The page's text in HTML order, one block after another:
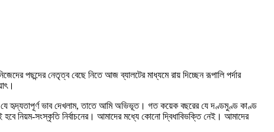
পছন্দের নেতৃত্ব বেছে নিতে আজ ব্যালটের মাধ্যমে রায় দিচ্ছেন রূপালি পর্দার
যে হৃদ্যতাপূর্ণ ভাব দেখলাম, তাতে আমি অভিভূত। গত কয়েক বছরের যে দণ্ডমুণ্ড কাণ্ড
হবে নিয়ম-সংস্কৃতি নির্বাচনের। আমাদের মধ্যে কোনো দ্বিধাবিভক্তি নেই। আমাদের